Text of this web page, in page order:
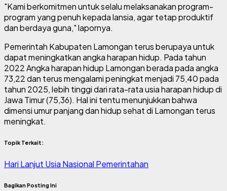
"Kami berkomitmen untuk selalu melaksanakan program-
program yang penuh kepada lansia, agar tetap produktif
dan berdaya guna," lapornya.
Pemerintah Kabupaten Lamongan terus berupaya untuk
dapat meningkatkan angka harapan hidup. Pada tahun
2022 Angka harapan hidup Lamongan berada pada angka
73,22 dan terus mengalami peningkat menjadi 75,40 pada
tahun 2025, lebih tinggi dari rata-rata usia harapan hidup di
Jawa Timur (75,36). Hal ini tentu menunjukkan bahwa
dimensi umur panjang dan hidup sehat di Lamongan terus
meningkat.
Topik Terkait:
Hari Lanjut Usia Nasional Pemerintahan
Bagikan Posting Ini